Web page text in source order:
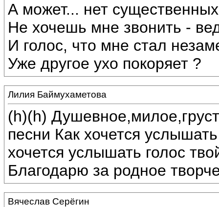
А может... нет
Не хочешь мне звонить -
И голос, что мне стал
Уже другое ухо покоряет ?
Лилия Баймухаметова
(h)(h)
песни Как хочется
хочется услышать голос
Благодарю за родное
Вячеслав Серёгин